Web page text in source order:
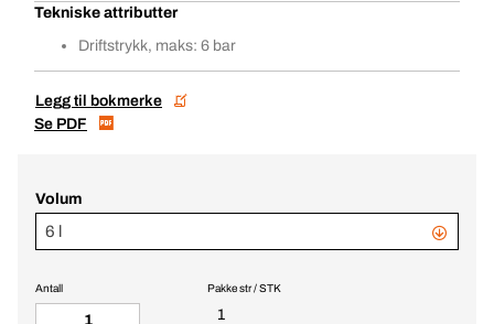
Tekniske attributter
Driftstrykk, maks: 6 bar
Legg til bokmerke
Se PDF
Volum
6 l
Pakke str / STK
1
Antall